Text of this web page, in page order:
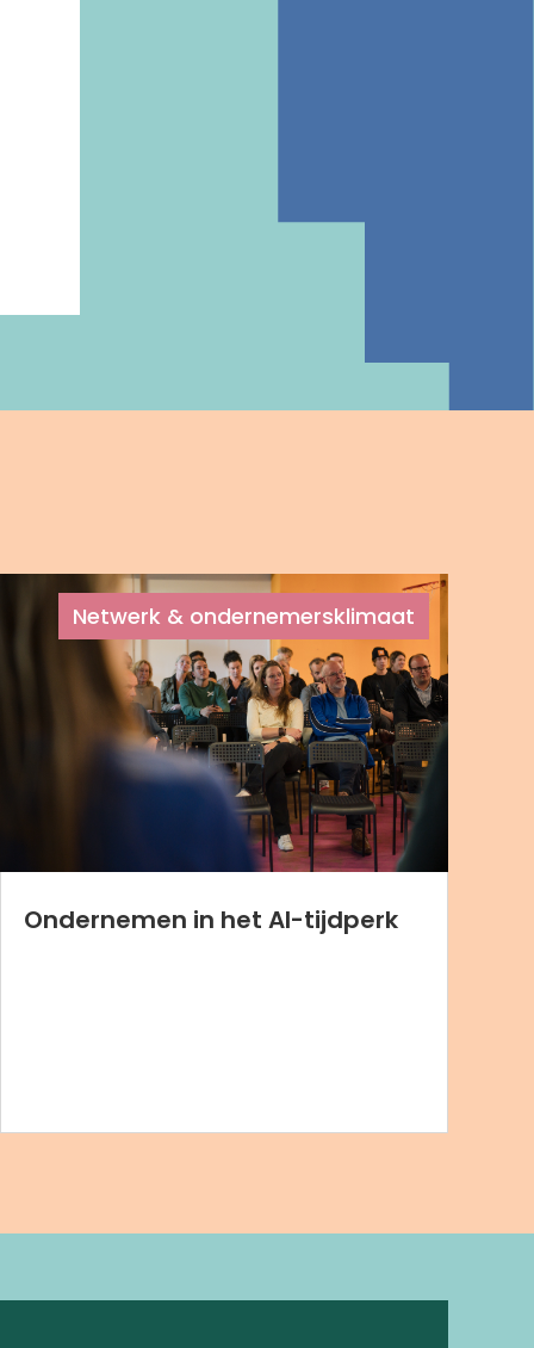
Ondernemen in het AI-tijdperk
Netwerk & ondernemersklimaat